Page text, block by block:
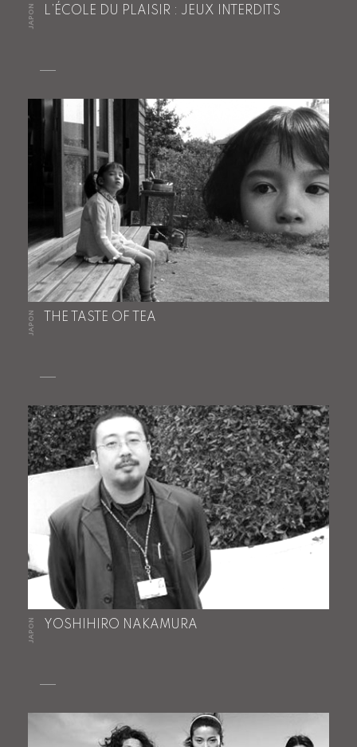
JAPON L’ÉCOLE DU PLAISIR : JEUX INTERDITS
JAPON THE TASTE OF TEA
JAPON YOSHIHIRO NAKAMURA